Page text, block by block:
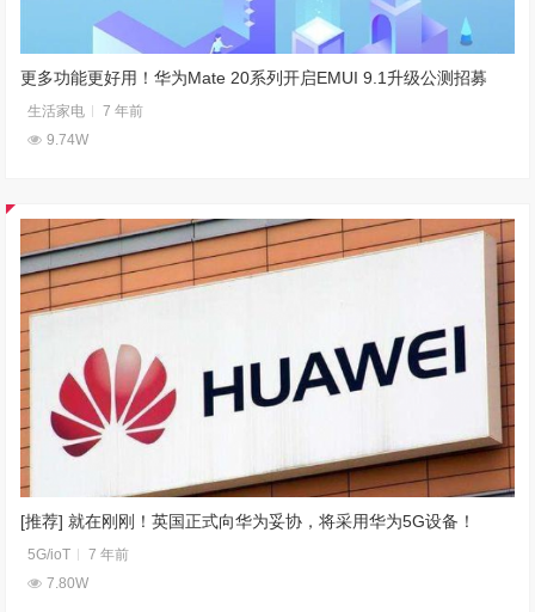
更多功能更好用！华为Mate 20系列开启EMUI 9.1升级公测招募
生活家电
7 年前
9.74W
[推荐] 就在刚刚！英国正式向华为妥协，将采用华为5G设备！
5G/ioT
7 年前
7.80W